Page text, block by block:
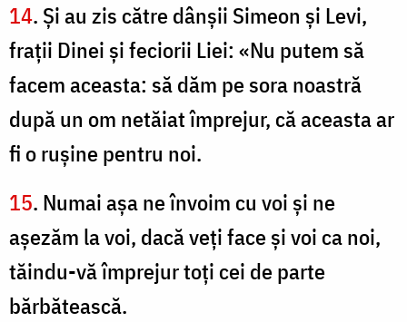
14. Şi au zis către dânşii Simeon şi Levi,
fraţii Dinei şi feciorii Liei: «Nu putem să
facem aceasta: să dăm pe sora noastră
după un om netăiat împrejur, că aceasta ar
fi o ruşine pentru noi.
15. Numai aşa ne învoim cu voi şi ne
aşezăm la voi, dacă veţi face şi voi ca noi,
tăindu-vă împrejur toţi cei de parte
bărbătească.